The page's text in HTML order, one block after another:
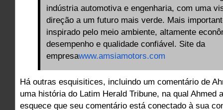
indústria automotiva e engenharia, com uma
direção a um futuro mais verde. Mais
inspirado pelo meio ambiente, altamente
desempenho e qualidade confiável. Site da
empresawww.amsiamotors.com
Há outras esquisitices, incluindo um comentário de
uma história do Latim Herald Tribune, na qual Ahmed
esquece que seu comentário está conectado à sua